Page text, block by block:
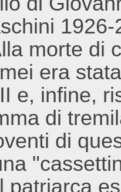
morte di
era
e, infine,
di
di
patriarca